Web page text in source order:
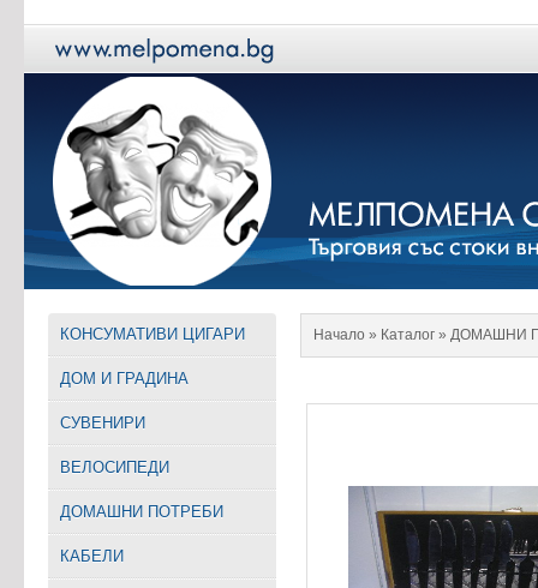
КОНСУМАТИВИ ЦИГАРИ
ДОМ И ГРАДИНА
СУВЕНИРИ
ВЕЛОСИПЕДИ
ДОМАШНИ ПОТРЕБИ
КАБЕЛИ
Начало » Каталог » ДОМАШНИ